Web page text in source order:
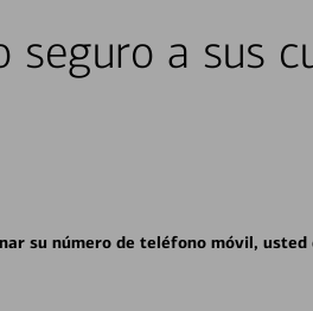
seguro a sus
su número de teléfono móvil,